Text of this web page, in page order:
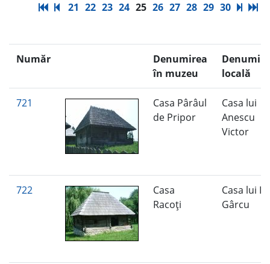
21 22 23 24 25 26 27 28 29 30
Număr
Denumirea
în muzeu
locală
721
Casa Pârâul
de Pripor
Casa lui
Anescu
Victor
722
Casa
Racoţi
Casa lui
Gârcu